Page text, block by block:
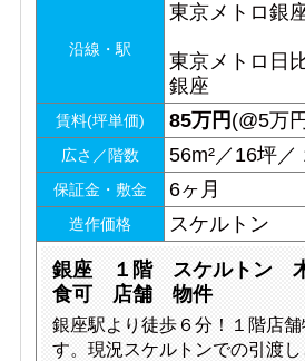
沿線・駅
東京メトロ銀
東京メトロ日
銀座
賃料(坪単価) 85万円 (@5万
広さ／階数 56m²／16坪／
保証金・敷金 6ヶ月
造作価格 スケルトン
銀座 １階 スケルトン
食可 店舗 物件
銀座駅より徒歩６分！１階店
す。現況スケルトンでの引渡